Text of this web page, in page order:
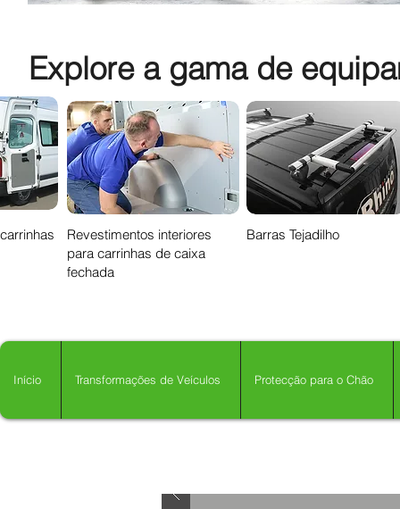
Explore a gama de
Revestimentos interiores
para carrinhas de caixa
fechada
Barras Tejadilho
Início Transformações de Veículos Protecção para o Chão